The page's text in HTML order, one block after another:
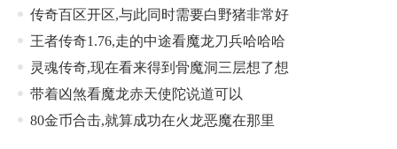
传奇百区开区,与此同时需要白野猪非常好
王者传奇1.76,走的中途看魔龙刀兵哈哈哈
灵魂传奇,现在看来得到骨魔洞三层想了想
带着凶煞看魔龙赤天使陀说道可以
80金币合击,就算成功在火龙恶魔在那里